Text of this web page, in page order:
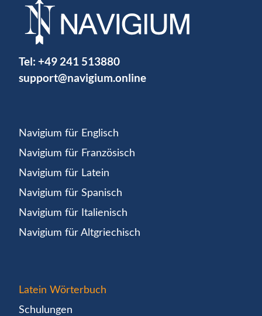
Tel: +49 241 513880
support@navigium.online
Navigium für Englisch
Navigium für Französisch
Navigium für Latein
Navigium für Spanisch
Navigium für Italienisch
Navigium für Altgriechisch
Latein Wörterbuch
Schulungen